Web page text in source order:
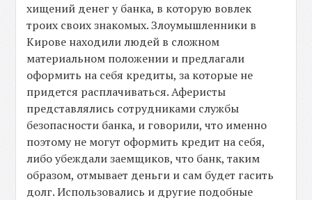
хищений денег у банка, в которую вовлек
троих своих знакомых. Злоумышленники в
Кирове находили людей в сложном
материальном положении и предлагали
оформить на себя кредиты, за которые не
придется расплачиваться. Аферисты
представлялись сотрудниками службы
безопасности банка, и говорили, что именно
поэтому не могут оформить кредит на себя,
либо убеждали заемщиков, что банк, таким
образом, отмывает деньги и сам будет гасить
долг. Использовались и другие подобные